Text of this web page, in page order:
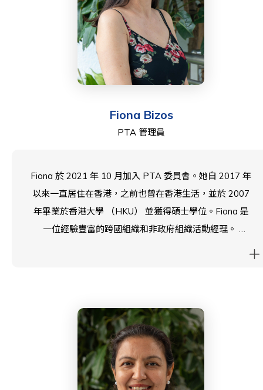
Fiona Bizos
PTA 管理員
Fiona 於 2021 年 10 月加入 PTA 委員會。她自 2017 年
以來一直居住在香港，之前也曾在香港生活，並於 2007
年畢業於香港大學 （HKU） 並獲得碩士學位。Fiona 是
一位經驗豐富的跨國組織和非政府組織活動經理。
Fiona 是一名訓練有素的 Nia 舞蹈教練。她喜歡普拉提和
在非洲合唱團唱歌。